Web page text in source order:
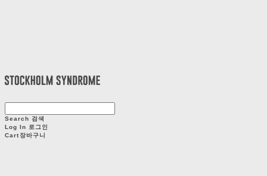
Search 검색
Log In 로그인
Cart장바구니